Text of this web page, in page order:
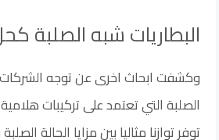
البطاريات شبه الصلبة
وكشفت ابحاث اخرى عن توجه الشركات
الصلبة التي تعتمد على تركيبات
توفر توازنا مثاليا بين مزايا الحالة